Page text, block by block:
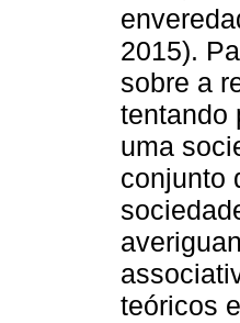
2015).
sobre a
tentando
uma
conjunto
teóricos